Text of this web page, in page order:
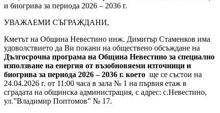
и биогрива за периода 2026 – 2036 г.
УВАЖАЕМИ СЪГРАЖДАНИ,
Кметът на Община Невестино инж. Димитър Стаменков има
удоволствието да Ви покани на обществено обсъждане на
Дългосрочна програма на Община Невестино за специално
използване на енергия от възобновяеми източници и
биогрива за периода 2026 – 2036 г. което ще се състои на
24.04.2026 г. от 11:00 часа в зала № 1 на първия етаж в
сградата на общинска администрация, с адрес: с.Невестино,
ул.”Владимир Поптомов” № 17.